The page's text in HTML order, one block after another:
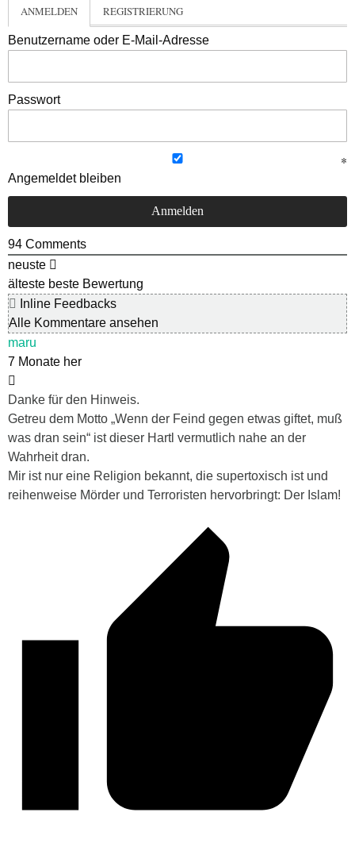
ANMELDEN REGISTRIERUNG
Benutzername oder E-Mail-Adresse
Passwort
Angemeldet bleiben
94 Comments
neuste
älteste beste Bewertung
Inline Feedbacks
Alle Kommentare ansehen
maru
7 Monate her
Danke für den Hinweis.
Getreu dem Motto „Wenn der Feind gegen etwas giftet, muß
was dran sein“ ist dieser Hartl vermutlich nahe an der
Wahrheit dran.
Mir ist nur eine Religion bekannt, die supertoxisch ist und
reihenweise Mörder und Terroristen hervorbringt: Der Islam!